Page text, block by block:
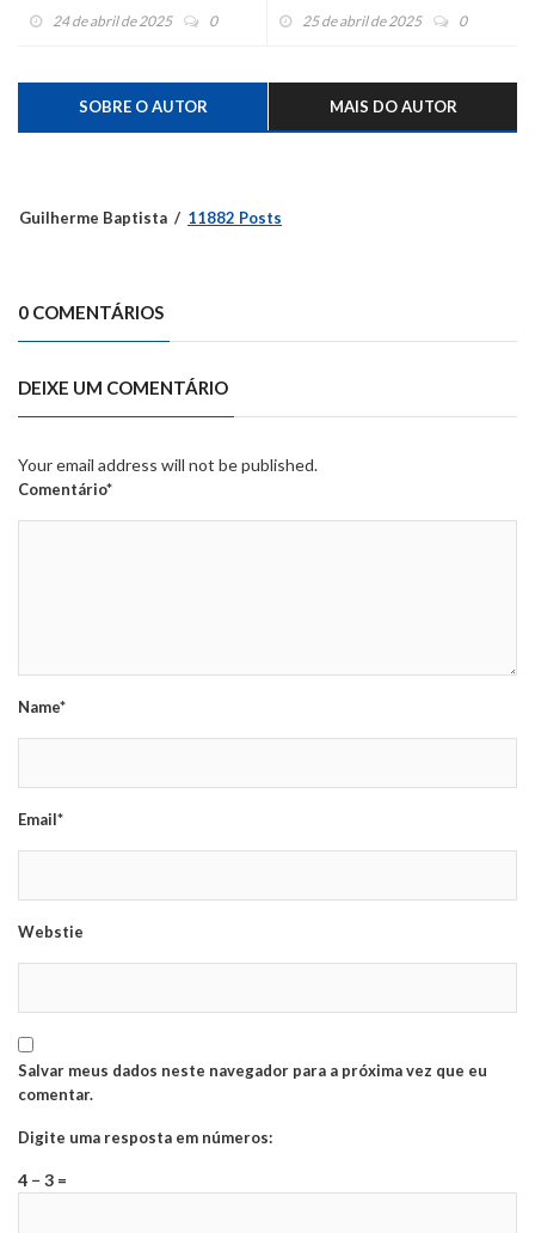
24 de abril de 2025 0 25 de abril de 2025 0
SOBRE O AUTOR MAIS DO AUTOR
Guilherme Baptista 11882 Posts
0 COMENTÁRIOS
DEIXE UM COMENTÁRIO
Your email address will not be published.
Comentário*
Name*
Email*
Webstie
Salvar meus dados neste navegador para a próxima vez que eu
comentar.
Digite uma resposta em números:
4 − 3 =